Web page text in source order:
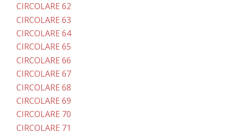
CIRCOLARE 62
CIRCOLARE 63
CIRCOLARE 64
CIRCOLARE 65
CIRCOLARE 66
CIRCOLARE 67
CIRCOLARE 68
CIRCOLARE 69
CIRCOLARE 70
CIRCOLARE 71